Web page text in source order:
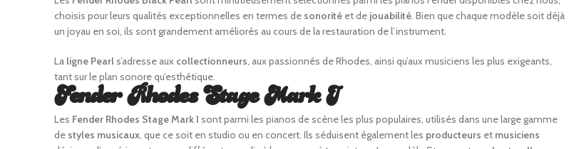
choisis pour leurs qualités exceptionnelles en termes de sonorité et de jouabilité. Bien que chaque modèle soit déjà
un joyau en soi, ils sont grandement améliorés au cours de la restauration de l’instrument.
La ligne Pearls’adresse aux collectionneurs, aux passionnés de Rhodes, ainsi qu’aux musiciens les plus exigeants,
tant sur le plan sonore qu’esthétique.
Fender Rhodes Stage Mark I
Les Fender Rhodes Stage Mark I sont parmi les pianos de scène les plus populaires, utilisés dans une large gamme
de styles musicaux, que ce soit en studio ou en concert. Ils séduisent également les producteurs et musiciens